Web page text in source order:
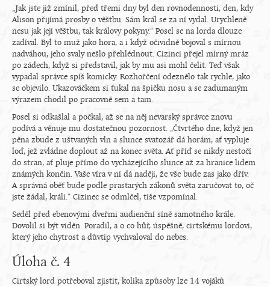
„Jak jste již zmínil, před třemi dny byl den rovnodennosti, den, kdy
Alison přijímá prosby o věštbu. Sám král se za ní vydal. Urychleně
nesu jak její věštbu, tak královy pokyny.“ Posel se na lorda dlouze
zadíval. Byl to muž jako hora, a i když očividně bojoval s mírnou
nadváhou, jeho svaly nešlo přehlédnout. Cizinci přejel mírný mráz
po zádech, když si představil, jak by mu asi mohl čelit. Teď však
vypadal správce spíš komicky. Rozhořčení odeznělo tak rychle, jako
se objevilo. Ukazováčkem si ťukal na špičku nosu a se zadumaným
výrazem chodil po pracovně sem a tam.
Posel si odkašlal a počkal, až se na něj nevarský správce znovu
podívá a věnuje mu dostatečnou pozornost. „Čtvrtého dne, když jen
pěna zbude z uštvaných vln a slunce svatozář dá horám, ať vypluje
loď, jež zvládne doplout až na konec světa. Ať příď se nikdy nestočí
do stran, ať pluje přímo do vycházejícího slunce až za hranice lidem
známých končin. Vaše víra v ní dá naději, že vše bude zas jako dřív.
A správná oběť bude podle prastarých zákonů světa zaručovat to, oč
jste žádal, králi.“ Cizinec se odmlčel, tiše vzpomínal.
Seděl před ebenovými dveřmi audienční síně samotného krále.
Dovolil si být viděn. Poradil, a o co hůř, úspěšně, cirtskému lordovi,
který jeho chytrost a důvtip vychvaloval do nebes.
Úloha č. 4
Cirtský lord potřeboval zjistit, kolika způsoby lze 14
14 vojáků